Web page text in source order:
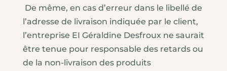
De même, en cas d’erreur dans le libellé de
l’adresse de livraison indiquée par le client,
l’entreprise EI Géraldine Desfroux ne saurait
être tenue pour responsable des retards ou
de la non-livraison des produits